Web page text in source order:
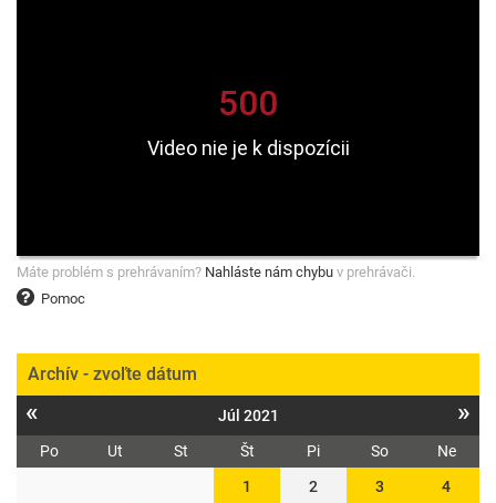
Pomoc
Máte problém s prehrávaním? Nahláste nám chybu v prehrávači.
Archív - zvoľte dátum
« Júl 2021 »
Po Ut St Št Pi So
Ne
1
2 3 4